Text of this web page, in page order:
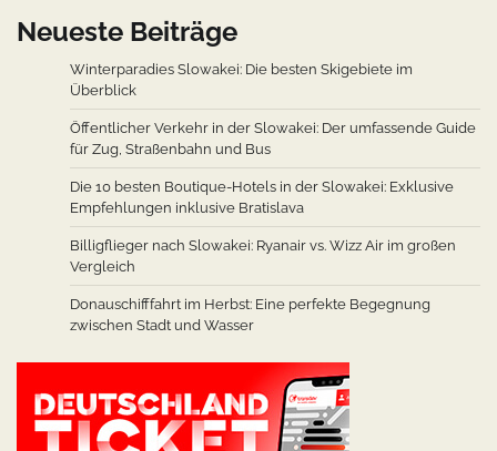
Neueste Beiträge
Winterparadies Slowakei: Die besten Skigebiete im
Überblick
Öffentlicher Verkehr in der Slowakei: Der umfassende Guide
für Zug, Straßenbahn und Bus
Die 10 besten Boutique-Hotels in der Slowakei: Exklusive
Empfehlungen inklusive Bratislava
Billigflieger nach Slowakei: Ryanair vs. Wizz Air im großen
Vergleich
Donauschifffahrt im Herbst: Eine perfekte Begegnung
zwischen Stadt und Wasser